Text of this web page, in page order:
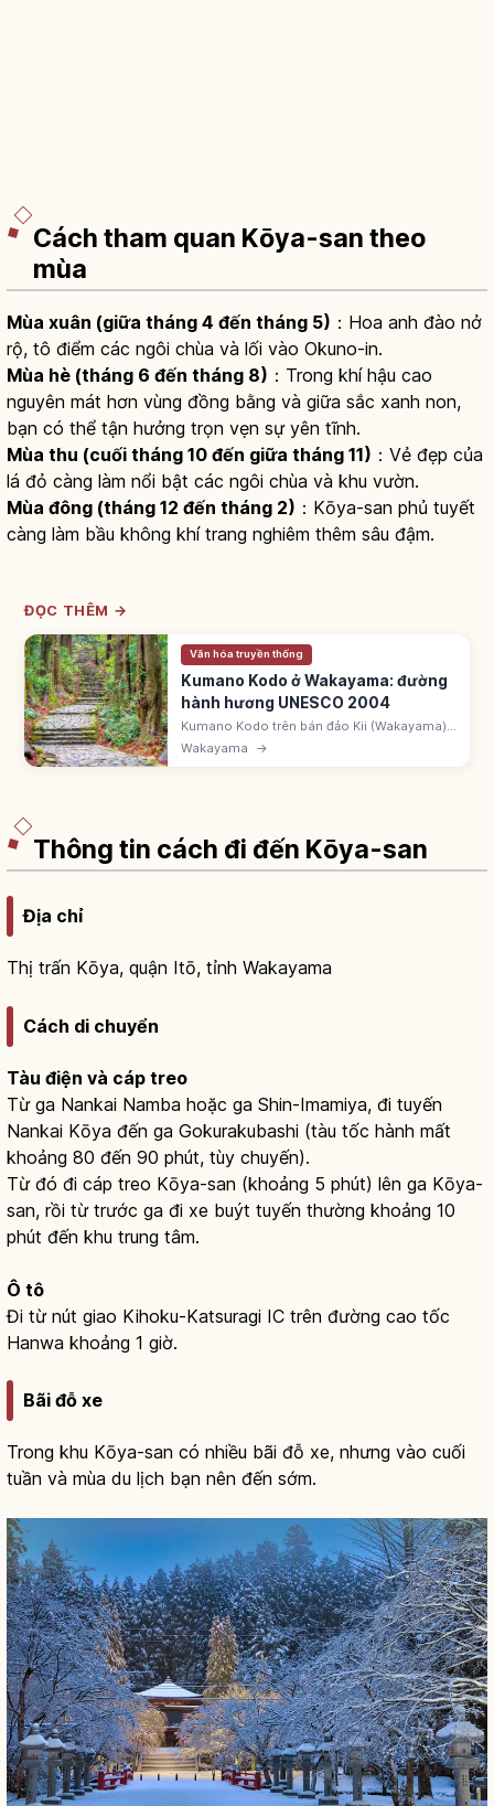
Cách tham quan Kōya-san theo
mùa
Mùa xuân (giữa tháng 4 đến tháng 5) ：Hoa anh đào nở
rộ, tô điểm các ngôi chùa và lối vào Okuno-in.
Mùa hè (tháng 6 đến tháng 8) ：Trong khí hậu cao
nguyên mát hơn vùng đồng bằng và giữa sắc xanh non,
bạn có thể tận hưởng trọn vẹn sự yên tĩnh.
Mùa thu (cuối tháng 10 đến giữa tháng 11) ：Vẻ đẹp của
lá đỏ càng làm nổi bật các ngôi chùa và khu vườn.
Mùa đông (tháng 12 đến tháng 2) ：Kōya-san phủ tuyết
càng làm bầu không khí trang nghiêm thêm sâu đậm.
ĐỌC THÊM →
Văn hóa truyền thống
Kumano Kodo ở Wakayama: đường
hành hương UNESCO 2004
Kumano Kodo trên bán đảo Kii (Wakayama)
nối Kumano Sanzan: Hongu, Hayatama,
Nachi Taisha. UNESCO 2004. Đường lát đá
Wakayama →
Thông tin cách đi đến Kōya-san
Địa chỉ
Thị trấn Kōya, quận Itō, tỉnh Wakayama
Cách di chuyển
Tàu điện và cáp treo
Từ ga Nankai Namba hoặc ga Shin-Imamiya, đi tuyến
Nankai Kōya đến ga Gokurakubashi (tàu tốc hành mất
khoảng 80 đến 90 phút, tùy chuyến).
Từ đó đi cáp treo Kōya-san (khoảng 5 phút) lên ga Kōya-
san, rồi từ trước ga đi xe buýt tuyến thường khoảng 10
phút đến khu trung tâm.
Ô tô
Đi từ nút giao Kihoku-Katsuragi IC trên đường cao tốc
Hanwa khoảng 1 giờ.
Bãi đỗ xe
Trong khu Kōya-san có nhiều bãi đỗ xe, nhưng vào cuối
tuần và mùa du lịch bạn nên đến sớm.